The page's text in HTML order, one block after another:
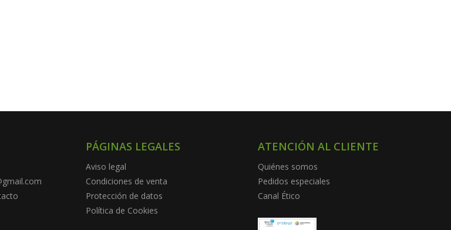
PÁGINAS LEGALES
Aviso legal
Condiciones de venta
Protección de datos
Política de Cookies
ATENCIÓN AL CLIENTE
Quiénes somos
Pedidos especiales
Canal Ético